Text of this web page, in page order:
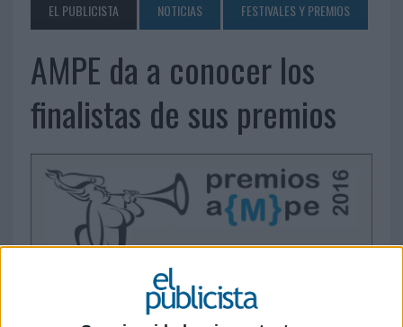
EL PUBLICISTA NOTICIAS FESTIVALES Y PREMIOS
AMPE da a conocer los
finalistas de sus premios